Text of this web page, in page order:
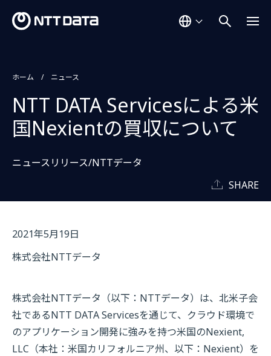
ホーム ニュース
NTT DATA Servicesによる米
国Nexientの買収について
ニュースリリース/NTTデータ
SHARE
2021年5月19日
株式会社NTTデータ
株式会社NTTデータ（以下：NTTデータ）は、北米子会
社であるNTT DATA Servicesを通じて、クラウド環境で
のアプリケーション開発に強みを持つ米国のNexient,
LLC（本社：米国カリフォルニア州、以下：Nexient）を